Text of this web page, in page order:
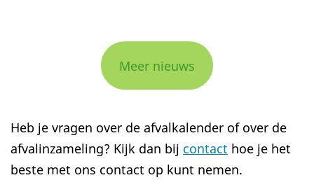
Meer nieuws
Heb je vragen over de afvalkalender of over de
afvalinzameling? Kijk dan bij contact hoe je het
beste met ons contact op kunt nemen.